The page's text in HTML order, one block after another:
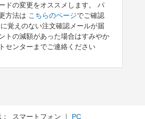
ドの変更をオススメします。 パ
方法は こちらのページでご確認
覚えのない注文確認メールが届
トの減額があった場合はすみやか
センターまでご連絡ください
： スマートフォン ｜ PC